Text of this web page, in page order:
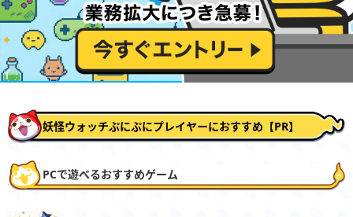
妖怪ウォッチぷにぷにプレイヤーにおすすめ【PR】
PCで遊べるおすすめゲーム